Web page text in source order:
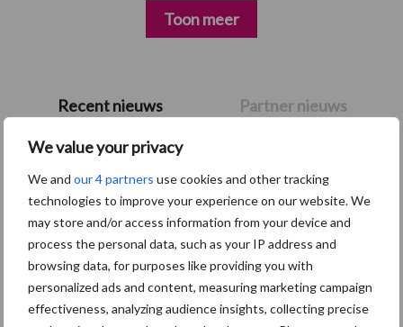
We value your privacy
We and our 4 partners use cookies and other tracking
technologies to improve your experience on our website. We
may store and/or access information from your device and
process the personal data, such as your IP address and
browsing data, for purposes like providing you with
personalized ads and content, measuring marketing campaign
effectiveness, analyzing audience insights, collecting precise
PrimaireRecent nieuws Partner nieuws
7 aug
Britse varkenssector vreest
afzetcrisis in het najaar
7 aug
Grondstoffenmarkt blijft grillig:
droogte en geopolitiek houden
handel in de greep
Toon meer